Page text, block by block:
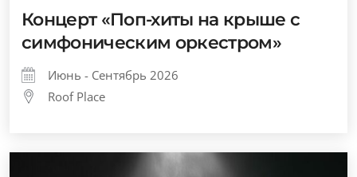
Концерт «Поп-хиты на крыше с
симфоническим оркестром»
Июнь - Сентябрь 2026
Roof Place